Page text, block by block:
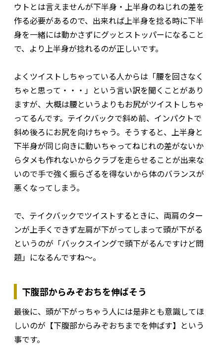
ウトとは言えませんが下半身・上半身のねじれの差を
作る必要があるので、出来れば上半身を捻る時に下半
身を一緒には動かさずにグッとストッパーになること
で、より上半身が捻れるのが正しいです。
よくツイストしちゃっている人からは「腰を回さなく
ちゃと思って・・・」という言い訳を聞くことがあり
ますが、大概は腰というよりもお尻がツイストしちゃ
ってるんです。テイクバックで斜め前、インパクトで
斜め後ろにお尻を向けちゃう。そうすると、上半身と
下半身が同じ向きに動いちゃってねじれの差がないか
らタメも作れないからクラブを走らせることが出来な
いので手で強く振らざるを得ないから体のバランスが
悪くなってしまう。
で、テイクバックでツイストするときに、両肩のター
ンが上手くできず左肩が下がってしまって頭が下がる
というのが「バックスイングで頭下がるんですけど問
題」になるんですね～。
下腹部からみぞおちを伸ばそう
最後に、頭が下がっちゃう人には是非とも意識してほ
しいのが【下腹部からみぞおちまでを伸ばす】という
事です。